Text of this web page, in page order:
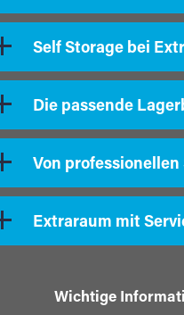
Self Storage bei
Die passende
Von
Extraraum mit
Wichtige